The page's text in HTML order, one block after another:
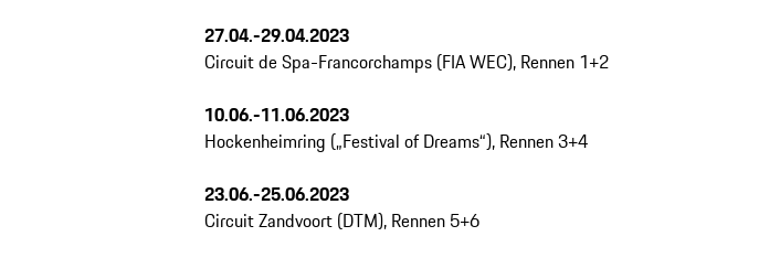
27.04.-29.04.2023
Circuit de Spa-Francorchamps (FIA WEC), Rennen 1+2
10.06.-11.06.2023
Hockenheimring („Festival of Dreams“), Rennen 3+4
23.06.-25.06.2023
Circuit Zandvoort (DTM), Rennen 5+6